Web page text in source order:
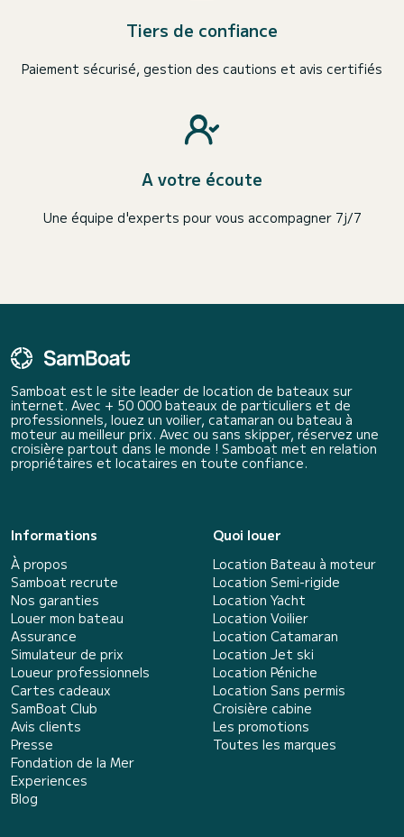
Tiers de confiance
Paiement sécurisé, gestion des cautions et avis certifiés
A votre écoute
Une équipe d'experts pour vous accompagner 7j/7
Samboat est le site leader de location de bateaux sur
internet. Avec + 50 000 bateaux de particuliers et de
professionnels, louez un voilier, catamaran ou bateau à
moteur au meilleur prix. Avec ou sans skipper, réservez une
croisière partout dans le monde ! Samboat met en relation
propriétaires et locataires en toute confiance.
Informations
À propos
Samboat recrute
Nos garanties
Louer mon bateau
Assurance
Simulateur de prix
Loueur professionnels
Cartes cadeaux
SamBoat Club
Avis clients
Presse
Fondation de la Mer
Experiences
Blog
Quoi louer
Location Bateau à moteur
Location Semi-rigide
Location Yacht
Location Voilier
Location Catamaran
Location Jet ski
Location Péniche
Location Sans permis
Croisière cabine
Les promotions
Toutes les marques